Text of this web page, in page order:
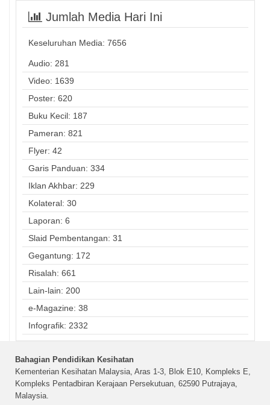
Jumlah Media Hari Ini
Keseluruhan Media: 7656
Audio: 281
Video: 1639
Poster: 620
Buku Kecil: 187
Pameran: 821
Flyer: 42
Garis Panduan: 334
Iklan Akhbar: 229
Kolateral: 30
Laporan: 6
Slaid Pembentangan: 31
Gegantung: 172
Risalah: 661
Lain-lain: 200
e-Magazine: 38
Infografik: 2332
Bahagian Pendidikan Kesihatan
Kementerian Kesihatan Malaysia, Aras 1-3, Blok E10, Kompleks E,
Kompleks Pentadbiran Kerajaan Persekutuan, 62590 Putrajaya,
Malaysia.